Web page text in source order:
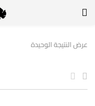
لتسجيل الدخول, أدخل اسم
عرض النتيجة الوحيدة